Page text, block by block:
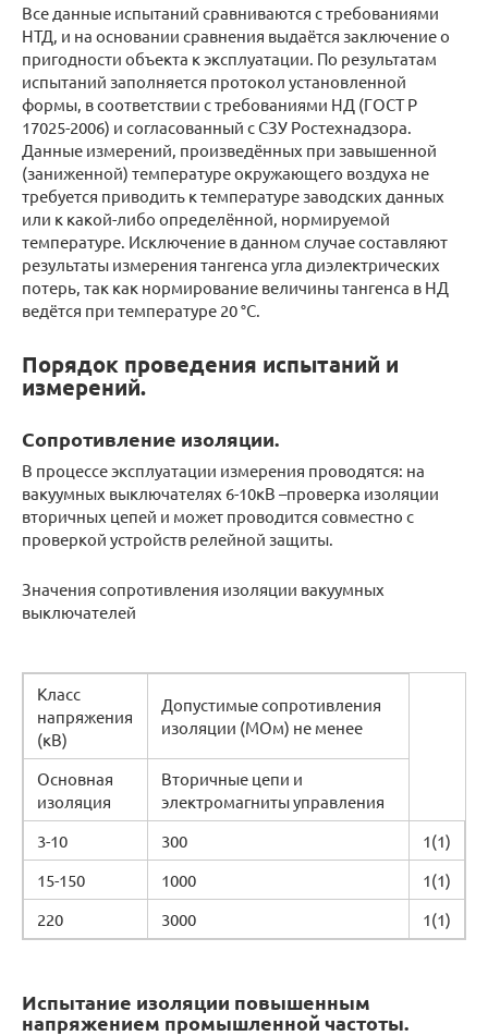
Все данные испытаний сравниваются с требованиями
НТД, и на основании сравнения выдаётся заключение о
пригодности объекта к эксплуатации. По результатам
испытаний заполняется протокол установленной
формы, в соответствии с требованиями НД (ГОСТ Р
17025-2006) и согласованный с СЗУ Ростехнадзора.
Данные измерений, произведённых при завышенной
(заниженной) температуре окружающего воздуха не
требуется приводить к температуре заводских данных
или к какой-либо определённой, нормируемой
температуре. Исключение в данном случае составляют
результаты измерения тангенса угла диэлектрических
потерь, так как нормирование величины тангенса в НД
ведётся при температуре 20 °С.
Порядок проведения испытаний и
измерений.
Сопротивление изоляции.
В процессе эксплуатации измерения проводятся: на
вакуумных выключателях 6-10кВ –проверка изоляции
вторичных цепей и может проводится совместно с
проверкой устройств релейной защиты.
Значения сопротивления изоляции вакуумных
выключателей
Класс
напряжения
(кВ)
Допустимые сопротивления
изоляции (МОм) не менее
Основная
изоляция
Вторичные цепи и
электромагниты управления
3-10
300
1(1)
15-150
1000
1(1)
220
3000 1(1)
Испытание изоляции повышенным
напряжением промышленной частоты.